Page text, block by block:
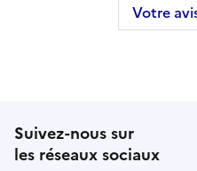
Votre
Suivez-nous sur
les réseaux sociaux